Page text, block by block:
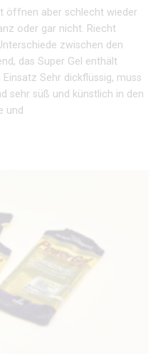
öffnen aber schlecht wieder
oder gar nicht. Riecht
zwischen den
das Super Gel enthält
Sehr dickflüssig, muss
sehr süß und künstlich in den
und